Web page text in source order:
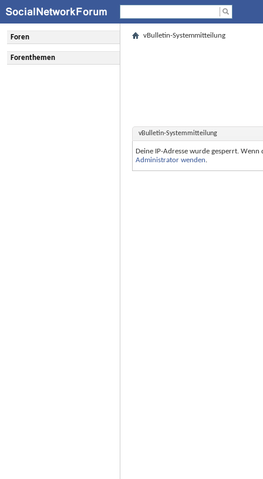
Foren
Forenthemen
vBulletin-Systemmitteilung
vBulletin-Systemmitteilung
Deine IP-Adresse wurde gesperrt.
Administrator wenden.